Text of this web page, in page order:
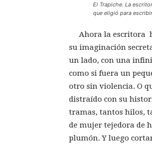
El Trapiche. La
que eligió para
Ahora la escritora
su imaginación
un lado, con una
como si fuera un
otro sin violencia. O
distraído con su
tramas, tantos hilos,
de mujer tejedora de
plumón. Y luego